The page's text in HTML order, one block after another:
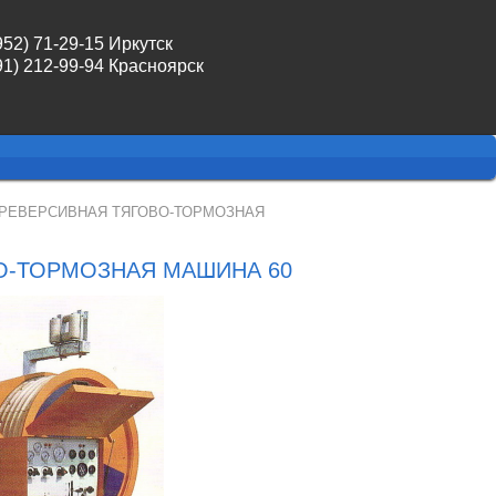
71-29-15 Иркутск
212-99-94 Красноярск
ТЯГОВО-ТОРМОЗНАЯ
ТОРМОЗНАЯ МАШИНА 60